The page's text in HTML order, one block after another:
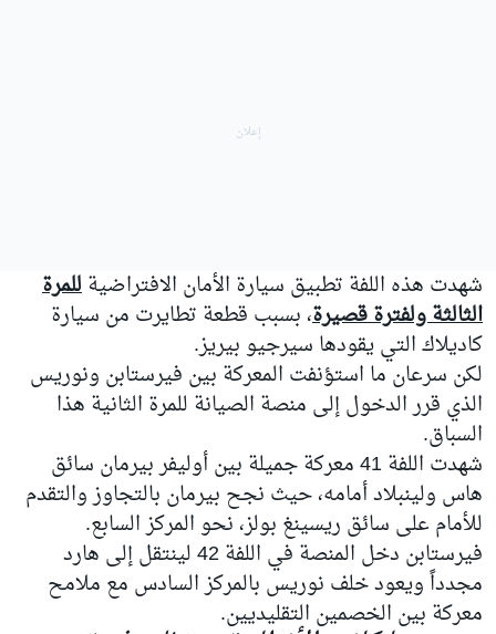
شهدت هذه اللفة تطبيق سيارة الأمان الافتراضيةللمرة
الثالثة ولفترة قصيرة، بسبب قطعة تطايرت من سيارة
كاديلاك التي يقودها سيرجيو بيريز.
لكن سرعان ما استؤنفت المعركة بين فيرستابن ونوريس
الذي قرر الدخول إلى منصة الصيانة للمرة الثانية هذا
السباق.
شهدت اللفة 41 معركة جميلة بين أوليفر بيرمان سائق
هاس ولينبلاد أمامه، حيث نجح بيرمان بالتجاوز والتقدم
للأمام على سائق ريسينغ بولز، نحو المركز السابع.
فيرستابن دخل المنصة في اللفة 42 لينتقل إلى هارد
مجدداً ويعود خلف نوريس بالمركز السادس مع ملامح
معركة بين الخصمين التقليديين.